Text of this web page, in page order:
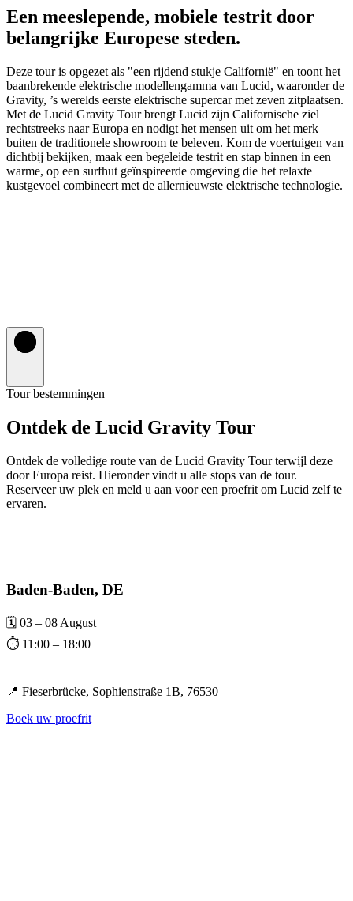
Een meeslepende, mobiele testrit door
belangrijke Europese steden.
Deze tour is opgezet als "een rijdend stukje Californië" en toont het
baanbrekende elektrische modellengamma van Lucid, waaronder de
Gravity, ’s werelds eerste elektrische supercar met zeven zitplaatsen.
Met de Lucid Gravity Tour brengt Lucid zijn Californische ziel
rechtstreeks naar Europa en nodigt het mensen uit om het merk
buiten de traditionele showroom te beleven. Kom de voertuigen van
dichtbij bekijken, maak een begeleide testrit en stap binnen in een
warme, op een surfhut geïnspireerde omgeving die het relaxte
kustgevoel combineert met de allernieuwste elektrische technologie.
Tour bestemmingen
Ontdek de Lucid Gravity Tour
Ontdek de volledige route van de Lucid Gravity Tour terwijl deze
door Europa reist. Hieronder vindt u alle stops van de tour.
Reserveer uw plek en meld u aan voor een proefrit om Lucid zelf te
ervaren.
Baden-Baden, DE
🗓️ 03 – 08 August
⏱️ 11:00 – 18:00
📍 Fieserbrücke, Sophienstraße 1B, 76530
Boek uw proefrit